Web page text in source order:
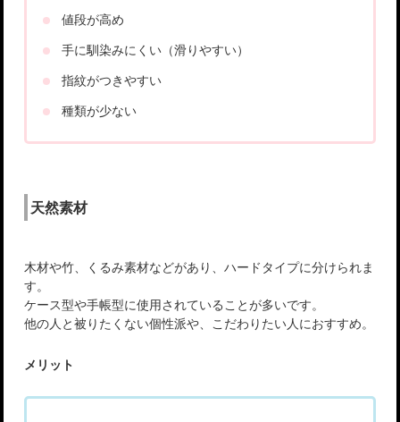
値段が高め
手に馴染みにくい（滑りやすい）
指紋がつきやすい
種類が少ない
天然素材
木材や竹、くるみ素材などがあり、ハードタイプに分けられま
す。
ケース型や手帳型に使用されていることが多いです。
他の人と被りたくない個性派や、こだわりたい人におすすめ。
メリット